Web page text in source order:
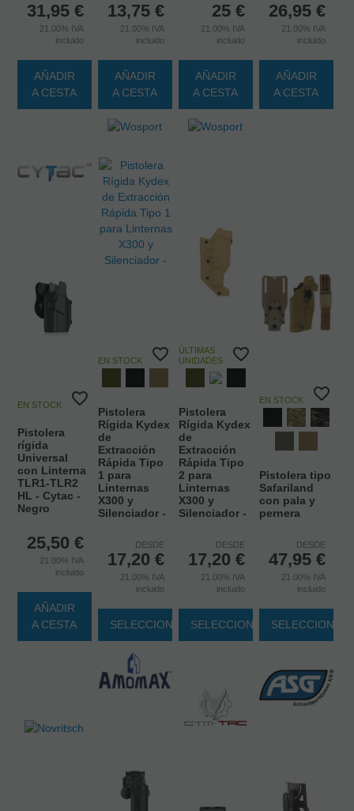
31,95 €
21.00% IVA
incluido
AÑADIR
A CESTA
13,75 €
21.00% IVA
incluido
AÑADIR
A CESTA
25 €
21.00% IVA
incluido
AÑADIR
A CESTA
26,95 €
21.00% IVA
incluido
AÑADIR
A CESTA
EN STOCK
Pistolera
rígida
Universal
con Linterna
TLR1-TLR2
HL - Cytac -
Negro
25,50 €
21.00% IVA
incluido
AÑADIR
A CESTA
EN STOCK
Pistolera
Rígida Kydex
de
Extracción
Rápida Tipo
1 para
Linternas
X300 y
Silenciador -
DESDE
17,20 €
21.00% IVA
incluido
SELECCIONAR
ÚLTIMAS
UNIDADES
Pistolera
Rígida Kydex
de
Extracción
Rápida Tipo
2 para
Linternas
X300 y
Silenciador -
DESDE
17,20 €
21.00% IVA
incluido
SELECCIONAR
EN STOCK
Pistolera tipo
Safariland
con pala y
pernera
DESDE
47,95 €
21.00% IVA
incluido
SELECCIONAR